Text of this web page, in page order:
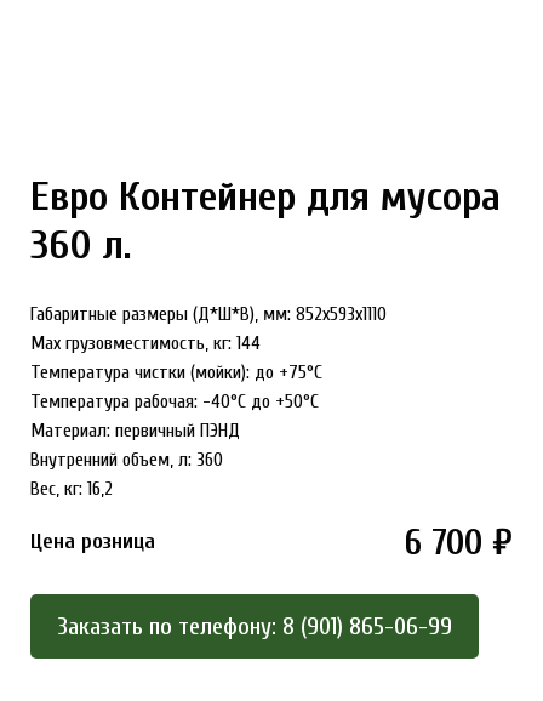
Евро Контейнер для мусора
360 л.
Габаритные размеры (Д*Ш*В), мм: 852x593x1110
Max грузовместимость, кг: 144
Температура чистки (мойки): до +75°С
Температура рабочая: -40°С до +50°С
Материал: первичный ПЭНД
Внутренний объем, л: 360
Вес, кг: 16,2
Цена розница 6 700 ₽
Заказать по телефону: 8 (901) 865-06-99